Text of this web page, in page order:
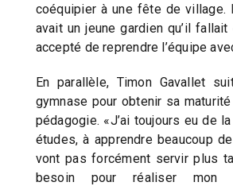
coéquipier à une fête de village.
avait un jeune gardien qu’il fallait
accepté de reprendre l’équipe
En parallèle, Timon Gavallet
gymnase pour obtenir sa
pédagogie. «J’ai toujours eu de
études, à apprendre beaucoup
vont pas forcément servir plus
besoin pour réaliser mon